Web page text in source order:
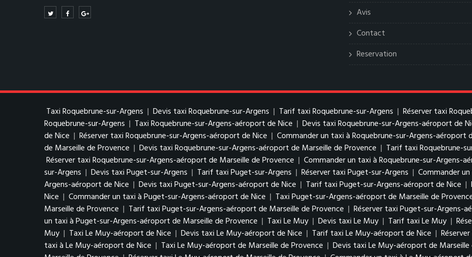
Avis
Contact
Reservation
Taxi Roquebrune-sur-Argens | Devis taxi Roquebrune-sur-Argens | Tarif taxi Roquebrune-sur-Argens | Réserver taxi
Roquebrune-sur-Argens | Taxi Roquebrune-sur-Argens-aéroport de Nice | Devis taxi Roquebrune-sur-Argens-aéroport de
de Nice | Réserver taxi Roquebrune-sur-Argens-aéroport de Nice | Commander un taxi à Roquebrune-sur-Argens-aéroport
de Marseille de Provence | Devis taxi Roquebrune-sur-Argens-aéroport de Marseille de Provence | Tarif taxi Roquebrune-
Réserver taxi Roquebrune-sur-Argens-aéroport de Marseille de Provence | Commander un taxi à Roquebrune-sur-Argens-
sur-Argens | Devis taxi Puget-sur-Argens | Tarif taxi Puget-sur-Argens | Réserver taxi Puget-sur-Argens | Commander
Argens-aéroport de Nice | Devis taxi Puget-sur-Argens-aéroport de Nice | Tarif taxi Puget-sur-Argens-aéroport de Nice |
Nice | Commander un taxi à Puget-sur-Argens-aéroport de Nice | Taxi Puget-sur-Argens-aéroport de Marseille de
Marseille de Provence | Tarif taxi Puget-sur-Argens-aéroport de Marseille de Provence | Réserver taxi Puget-sur-Argens-
un taxi à Puget-sur-Argens-aéroport de Marseille de Provence | Taxi Le Muy | Devis taxi Le Muy | Tarif taxi Le Muy |
Muy | Taxi Le Muy-aéroport de Nice | Devis taxi Le Muy-aéroport de Nice | Tarif taxi Le Muy-aéroport de Nice |
taxi à Le Muy-aéroport de Nice | Taxi Le Muy-aéroport de Marseille de Provence | Devis taxi Le Muy-aéroport de Marseille